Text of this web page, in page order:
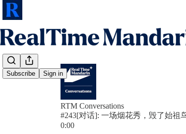
Subscribe Sign in
RTM Conversations
#243[对话]: 一场烟花秀，毁了始祖
0:00